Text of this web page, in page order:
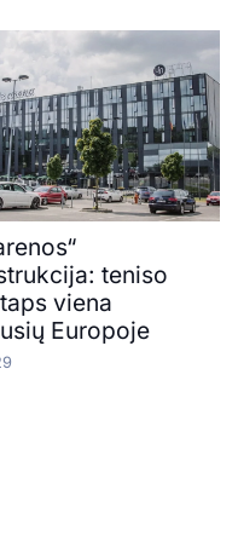
teniso
viena
Europoje